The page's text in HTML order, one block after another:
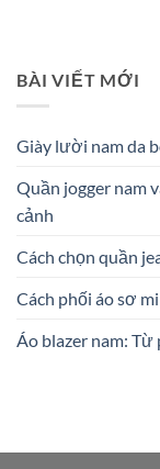
BÀI VIẾT MỚI
Giày lười nam da
Quần jogger nam
cảnh
Cách chọn quần
Cách phối áo sơ
Áo blazer nam: Từ